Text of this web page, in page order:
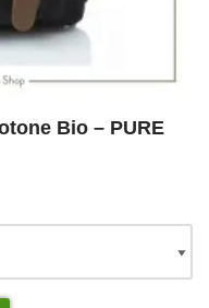
Bio – PURE